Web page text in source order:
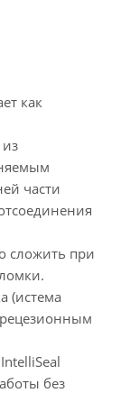
как
части
сложить при
(истема
без